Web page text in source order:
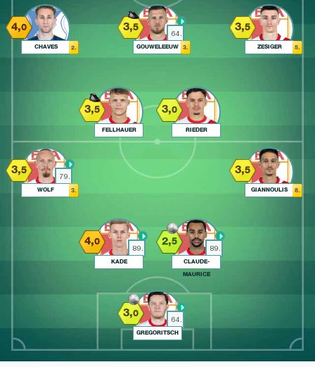
4,0
CHAVES 2.
64.
3,5
GOUWELEEUW 3.
3,5
ZESIGER 5.
3,5
FELLHAUER
3,0
RIEDER
79.
3,5
WOLF 3.
3,5
GIANNOULIS 8.
89.
4,0
KADE
89.
2,5
CLAUDE-
MAURICE
64.
3,0
GREGORITSCH